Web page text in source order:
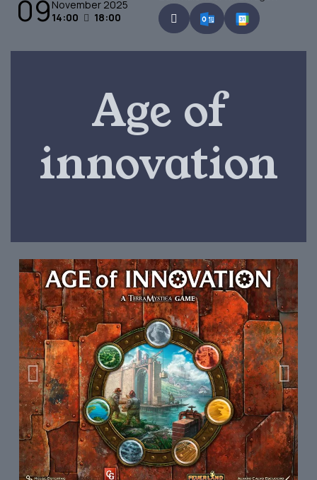
09 November 2025
14:00
18:00
Age of
innovation
Précedent